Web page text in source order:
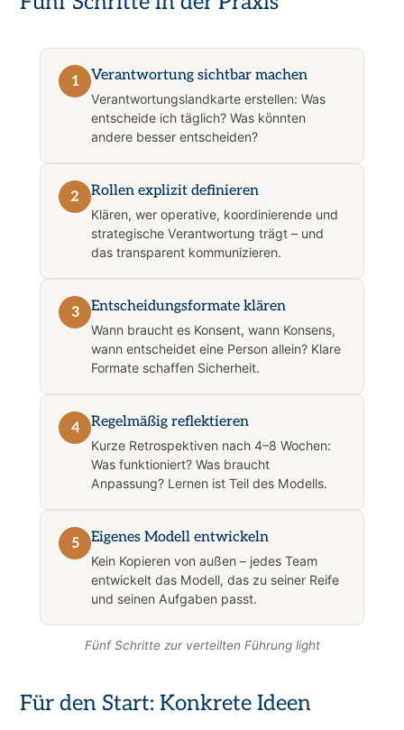
1 Verantwortung sichtbar machen
Verantwortungslandkarte erstellen: Was
entscheide ich täglich? Was könnten
andere besser entscheiden?
2 Rollen explizit definieren
Klären, wer operative, koordinierende und
strategische Verantwortung trägt – und
das transparent kommunizieren.
3 Entscheidungsformate klären
Wann braucht es Konsent, wann Konsens,
wann entscheidet eine Person allein? Klare
Formate schaffen Sicherheit.
4 Regelmäßig reflektieren
Kurze Retrospektiven nach 4–8 Wochen:
Was funktioniert? Was braucht
Anpassung? Lernen ist Teil des Modells.
5 Eigenes Modell entwickeln
Kein Kopieren von außen – jedes Team
entwickelt das Modell, das zu seiner Reife
und seinen Aufgaben passt.
Fünf Schritte zur verteilten Führung light
Für den Start: Konkrete Ideen